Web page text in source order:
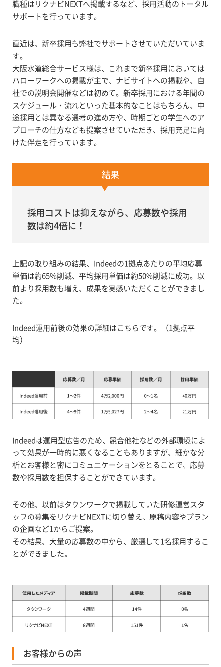
職種はリクナビNEXTへ掲載するなど、採用活動のトータル
サポートを行っています。
直近は、新卒採用も弊社でサポートさせていただいていま
す。
大阪水道総合サービス様は、これまで新卒採用においては
ハローワークへの掲載が主で、ナビサイトへの掲載や、自
社での説明会開催などは初めて。新卒採用における年間の
スケジュール・流れといった基本的なことはもちろん、中
途採用とは異なる選考の進め方や、時期ごとの学生へのア
プローチの仕方なども提案させていただき、採用充足に向
けた伴走を行っています。
結果
採用コストは抑えながら、応募数や採用
数は約4倍に！
上記の取り組みの結果、Indeedの1拠点あたりの平均応募
単価は約65%削減、平均採用単価は約50%削減に成功。以
前より採用数も増え、成果を実感いただくことができまし
た。
Indeed運用前後の効果の詳細はこちらです。（1拠点平
均）
Indeedは運用型広告のため、競合他社などの外部環境によ
って効果が一時的に悪くなることもありますが、細かな分
析とお客様と密にコミュニケーションをとることで、応募
数や採用数を担保することができています。
その他、以前はタウンワークで掲載していた研修運営スタ
ッフの募集をリクナビNEXTに切り替え、原稿内容やプラン
の企画など1からご提案。
その結果、大量の応募数の中から、厳選して1名採用するこ
とができました。
お客様からの声